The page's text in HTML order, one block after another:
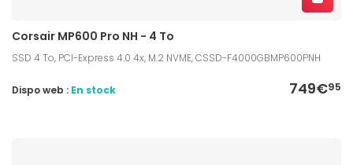
Corsair MP600 Pro NH - 4 To
SSD 4 To, PCI-Express 4.0 4x, M.2 NVME, CSSD-F4000GBMP600PNH
749€95
Dispo web : En stock